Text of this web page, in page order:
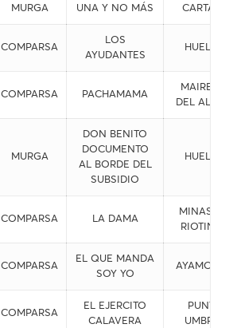
MURGA UNA Y NO MÁS CARTAYA
COMPARSA
LOS
AYUDANTES
HUELVA
COMPARSA PACHAMAMA
MAIRENA
DEL ALCOR
MURGA
DON BENITO
DOCUMENTO
AL BORDE DEL
SUBSIDIO
HUELVA
COMPARSA LA DAMA
MINAS DE
RIOTINTO
COMPARSA
EL QUE MANDA
SOY YO
AYAMONTE
COMPARSA
EL EJERCITO
CALAVERA
PUNTA
UMBRÍA